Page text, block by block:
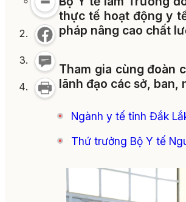
thực tế hoạt động y
pháp nâng cao chất
Tham gia cùng đoàn
lãnh đạo các sở, ban,
Ngành y tế tỉnh Đắk
Thứ trưởng Bộ Y tế